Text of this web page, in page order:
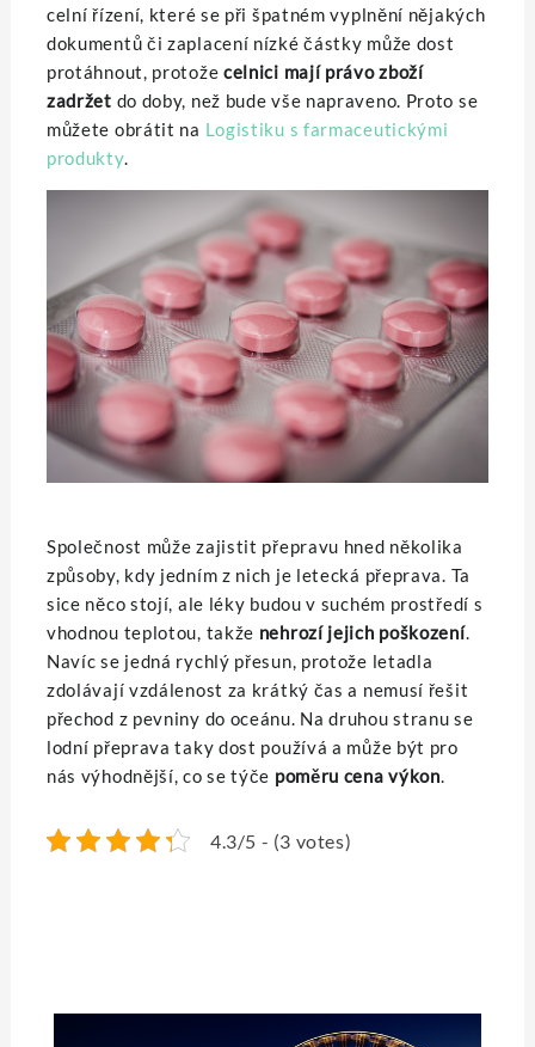
celní řízení, které se při špatném vyplnění nějakých
dokumentů či zaplacení nízké částky může dost
protáhnout, protože celnici mají právo zboží
zadržet do doby, než bude vše napraveno. Proto se
můžete obrátit na Logistiku s farmaceutickými
produkty.
Společnost může zajistit přepravu hned několika
způsoby, kdy jedním z nich je letecká přeprava. Ta
sice něco stojí, ale léky budou v suchém prostředí s
vhodnou teplotou, takže nehrozí jejich poškození.
Navíc se jedná rychlý přesun, protože letadla
zdolávají vzdálenost za krátký čas a nemusí řešit
přechod z pevniny do oceánu. Na druhou stranu se
lodní přeprava taky dost používá a může být pro
nás výhodnější, co se týče poměru cena výkon.
4.3/5 - (3 votes)